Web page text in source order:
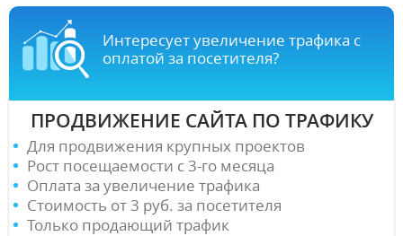
Интересует увеличение трафика с
оплатой за посетителя?
ПРОДВИЖЕНИЕ САЙТА ПО ТРАФИКУ
Для продвижения крупных проектов
Рост посещаемости с 3-го месяца
Оплата за увеличение трафика
Стоимость от 3 руб. за посетителя
Только продающий трафик